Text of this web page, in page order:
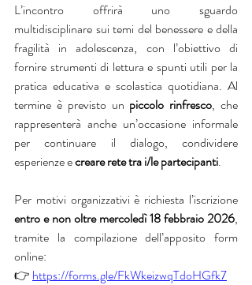
L’incontro offrirà uno sguardo
multidisciplinare sui temi del benessere e della
fragilità in adolescenza, con l’obiettivo di
fornire strumenti di lettura e spunti utili per la
pratica educativa e scolastica quotidiana. Al
termine è previsto un piccolo rinfresco, che
rappresenterà anche un’occasione informale
per continuare il dialogo, condividere
esperienze e creare rete tra i/le partecipanti.
entro e non oltre mercoledì 18 febbraio 2026,
tramite la compilazione dell’apposito form
online:
👉 https://forms.gle/FkWkeizwqTdoHGfk7